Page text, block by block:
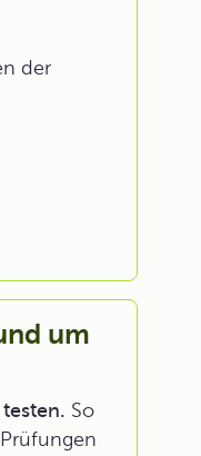
der
um
So